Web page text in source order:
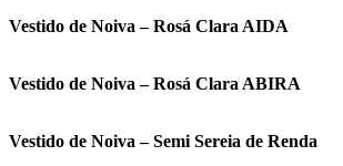
Vestido de Noiva – Rosá Clara AIDA
Vestido de Noiva – Rosá Clara ABIRA
Vestido de Noiva – Semi Sereia de Renda